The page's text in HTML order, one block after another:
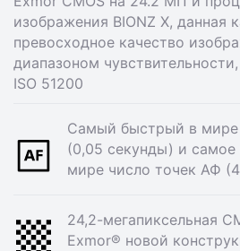
изображения BIONZ X, данная
превосходное качество
диапазоном
ISO 51200
Самый быстрый в мире
(0,05 секунды) и самое
мире число точек АФ
24,2-мегапиксельная
Exmor® новой